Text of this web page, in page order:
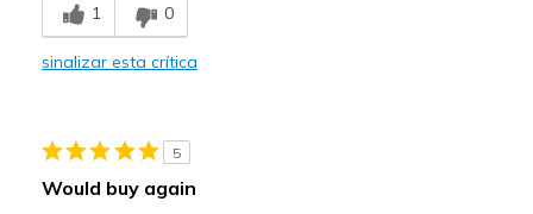
Comfortable
Melhores utilizações
1 0
sinalizar esta crítica
5
Would buy again